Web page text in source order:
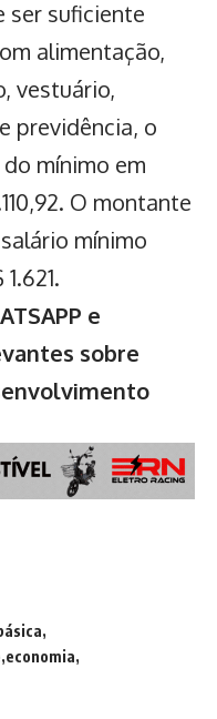
ser suficiente
alimentação,
vestuário,
previdência, o
mínimo em
O montante
mínimo
e
sobre
economia